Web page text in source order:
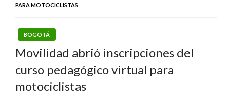
PARA MOTOCICLISTAS
BOGOTÁ
Movilidad abrió inscripciones del
curso pedagógico virtual para
motociclistas